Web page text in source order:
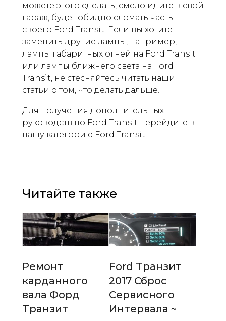
можете этого сделать, смело идите в свой
гараж, будет обидно сломать часть
своего Ford Transit. Если вы хотите
заменить другие лампы, например,
лампы габаритных огней на Ford Transit
или лампы ближнего света на Ford
Transit, не стесняйтесь читать наши
статьи о том, что делать дальше.
Для получения дополнительных
руководств по Ford Transit перейдите в
нашу категорию Ford Transit.
Читайте также
Ремонт
карданного
вала Форд
Транзит
Ford Транзит
2017 Сброс
Сервисного
Интервала ~